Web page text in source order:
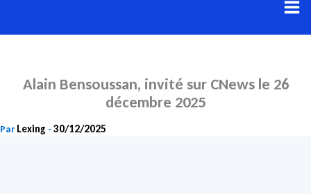
au
Alain Bensoussan, invité sur CNews le 26
décembre 2025
Par Lexing - 30/12/2025